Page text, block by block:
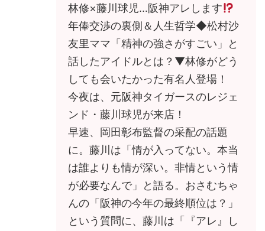
林修×藤川球児…阪神アレします
年俸交渉の裏側＆人生哲学◆松村沙
友里ママ「精神の強さがすごい」と
話したアイドルとは？▼林修がどう
しても会いたかった有名人登場！
今夜は、元阪神タイガースのレジェ
ンド・藤川球児が来店！
早速、岡田彰布監督の采配の話題
に。藤川は「情が入ってない。本当
は誰よりも情が深い。非情という情
が必要なんで」と語る。おさむちゃ
んの「阪神の今年の最終順位は？」
という質問に、藤川は「『アレ』し